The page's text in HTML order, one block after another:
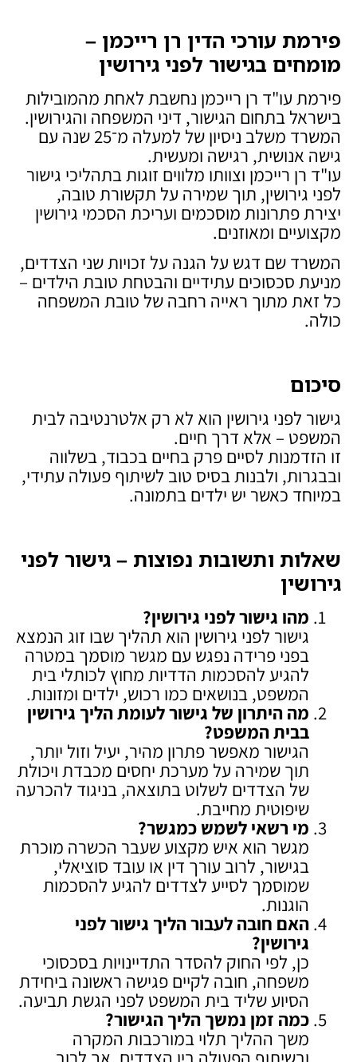
פירמת עורכי הדין רן רייכמן –
מומחים בגישור לפני גירושין
פירמת עו"ד רן רייכמן נחשבת לאחת מהמובילות
בישראל בתחום הגישור, דיני המשפחה והגירושין.
המשרד משלב ניסיון של למעלה מ־25 שנה עם
גישה אנושית, רגישה ומעשית.
עו"ד רן רייכמן וצוותו מלווים זוגות בתהליכי גישור
לפני גירושין, תוך שמירה על תקשורת טובה,
יצירת פתרונות מוסכמים ועריכת הסכמי גירושין
מקצועיים ומאוזנים.
המשרד שם דגש על הגנה על זכויות שני הצדדים,
מניעת סכסוכים עתידיים והבטחת טובת הילדים –
כל זאת מתוך ראייה רחבה של טובת המשפחה
כולה.
סיכום
גישור לפני גירושין הוא לא רק אלטרנטיבה לבית
המשפט – אלא דרך חיים.
זו הזדמנות לסיים פרק בחיים בכבוד, בשלווה
ובבגרות, ולבנות בסיס טוב לשיתוף פעולה עתידי,
במיוחד כאשר יש ילדים בתמונה.
שאלות ותשובות נפוצות – גישור לפני
גירושין
מהו גישור לפני גירושין?
גישור לפני גירושין הוא תהליך שבו זוג הנמצא
בפני פרידה נפגש עם מגשר מוסמך במטרה
להגיע להסכמות הדדיות מחוץ לכותלי בית
המשפט, בנושאים כמו רכוש, ילדים ומזונות.
מה היתרון של גישור לעומת הליך גירושין
בבית המשפט?
הגישור מאפשר פתרון מהיר, יעיל וזול יותר,
תוך שמירה על מערכת יחסים מכבדת ויכולת
של הצדדים לשלוט בתוצאה, בניגוד להכרעה
שיפוטית מחייבת.
מי רשאי לשמש כמגשר?
מגשר הוא איש מקצוע שעבר הכשרה מוכרת
בגישור, לרוב עורך דין או עובד סוציאלי,
שמוסמך לסייע לצדדים להגיע להסכמות
הוגנות.
האם חובה לעבור הליך גישור לפני
גירושין?
כן, לפי החוק להסדר התדיינויות בסכסוכי
משפחה, חובה לקיים פגישה ראשונה ביחידת
הסיוע שליד בית המשפט לפני הגשת תביעה.
כמה זמן נמשך הליך הגישור?
משך ההליך תלוי במורכבות המקרה